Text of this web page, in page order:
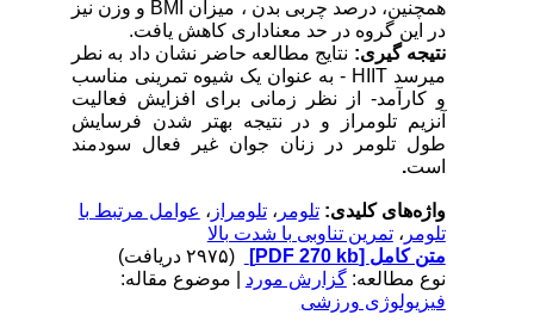
همچنین، درصد چربی بدن ، میزانBMIو وزن نیز
در این گروه در حد معناداری کاهش یافت.
نتیجه­ گیری:نتایج مطالعه حاضر نشان داد به نطر
می­رسدHIIT
- به عنوان یک شیوه تمرینی مناسب
و کارآمد- از نظر زمانی برای افزایش فعالیت
آنزیم تلومراز و در نتیجه بهتر شدن فرسایش
طول تلومر در زنان جوان غیر فعال سود­مند
است.
واژه‌های کلیدی:تلومر، تلومراز ، عوامل مرتبط با
تلومر، تمرین تناوبی با شدت بالا
متن کامل[PDF 270 kb]
نوع مطالعه:گزارش مورد | موضوع مقاله:
فیزیولوژی ورزشی